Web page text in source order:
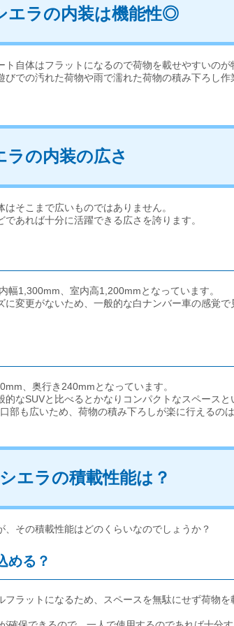
エラの内装は機能性◎
自体はフラットになるので荷物を載せやすいのが
での汚れた荷物や雨で濡れた荷物の積み下ろし作
ラの内装の広さ
そこまで広いものではありません。
あれば十分に活躍できる広さを誇ります。
1,300mm、室内高1,200mmとなっています。
変更がないため、一般的な白ナンバー車の感覚で
、奥行き240mmとなっています。
なSUVと比べるとかなりコンパクトなスペースと
も広いため、荷物の積み下ろしが楽に行えるのは
エラの積載性能は？
その積載性能はどのくらいなのでしょうか？
める？
ラットになるため、スペースを無駄にせず荷物を